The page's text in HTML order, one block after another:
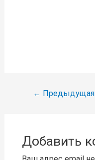
Навигация
←
Добавить